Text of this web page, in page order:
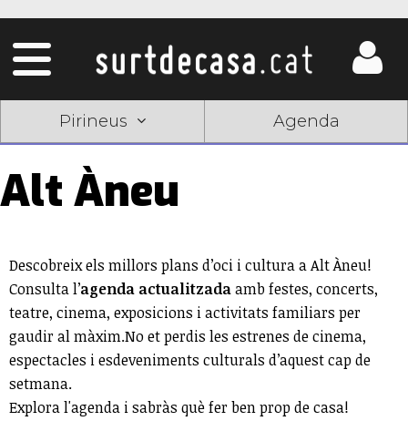
Pirineus Agenda
Alt Àneu
Descobreix els millors plans d’oci i cultura a Alt Àneu!
Consulta l’agenda actualitzadaamb festes, concerts,
teatre, cinema, exposicions i activitats familiars per
gaudir al màxim.No et perdis les estrenes de cinema,
espectacles i esdeveniments culturals d’aquest cap de
setmana.
Explora l'agenda i sabràs què fer ben prop de casa!